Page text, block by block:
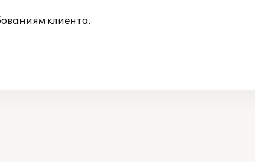
клиента.